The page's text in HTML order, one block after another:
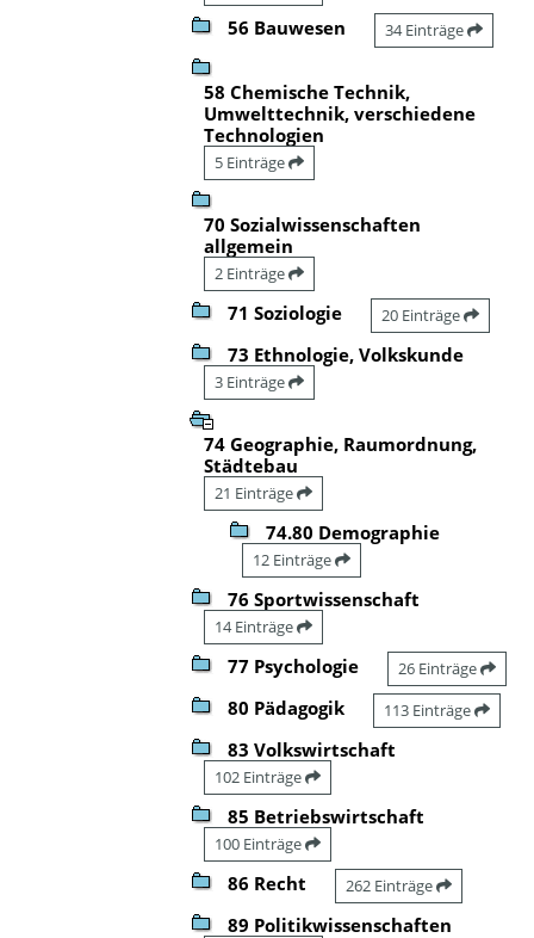
56 Bauwesen 34 Einträge
58 Chemische Technik,
Umwelttechnik, verschiedene
Technologien
5 Einträge
70 Sozialwissenschaften
allgemein
2 Einträge
71 Soziologie 20 Einträge
73 Ethnologie, Volkskunde
3 Einträge
74 Geographie, Raumordnung,
Städtebau
21 Einträge
74.80 Demographie
12 Einträge
76 Sportwissenschaft
14 Einträge
77 Psychologie 26 Einträge
80 Pädagogik 113 Einträge
83 Volkswirtschaft
102 Einträge
85 Betriebswirtschaft
100 Einträge
86 Recht 262 Einträge
89 Politikwissenschaften